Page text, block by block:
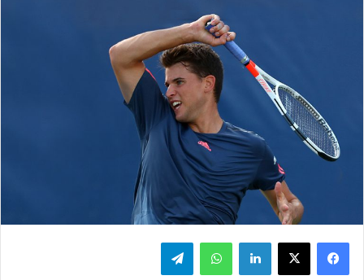
فيسبوك ‫X لينكدإن واتساب تيلقرام